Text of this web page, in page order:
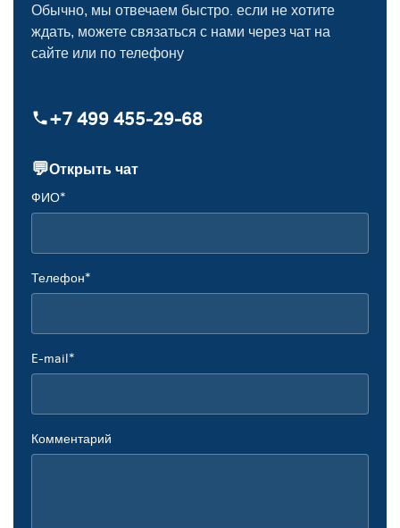
Обычно, мы отвечаем быстро. если не хотите
ждать, можете связаться с нами через чат на
сайте или по телефону
+7 499 455‑29‑68
💬Открыть чат
ФИО*
Телефон*
E-mail*
Комментарий